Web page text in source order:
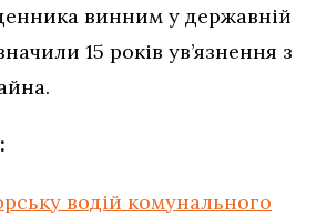
винним у державній
15 років ув’язнення з
водій комунального